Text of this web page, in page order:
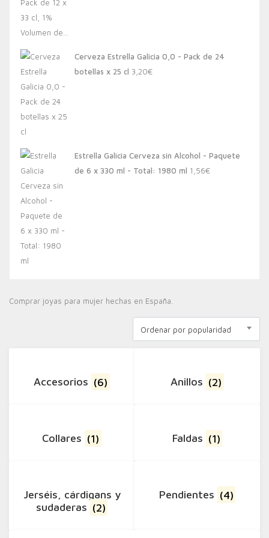
Cerveza Estrella Galicia 0,0 - Pack de 24
botellas x 25 cl 3,20€
Estrella Galicia Cerveza sin Alcohol - Paquete
de 6 x 330 ml - Total: 1980 ml 1,56€
Comprar joyas para mujer hechas en España.
Ordenar por popularidad
Accesorios (6) Anillos (2)
Collares (1) Faldas (1)
Jerséis, cárdigans y
sudaderas (2)
Pendientes (4)